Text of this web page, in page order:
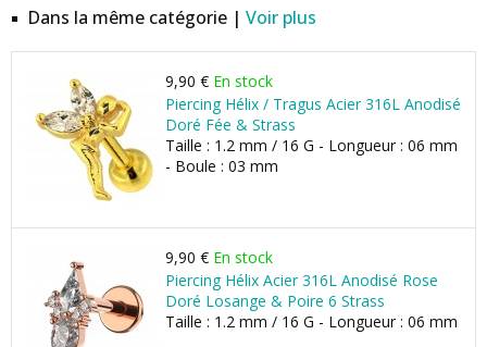
Dans la même catégorie | Voir plus
9,90 € En stock
Piercing Hélix / Tragus Acier 316L Anodisé
Doré Fée & Strass
Taille : 1.2 mm / 16 G - Longueur : 06 mm
- Boule : 03 mm
9,90 € En stock
Piercing Hélix Acier 316L Anodisé Rose
Doré Losange & Poire 6 Strass
Taille : 1.2 mm / 16 G - Longueur : 06 mm